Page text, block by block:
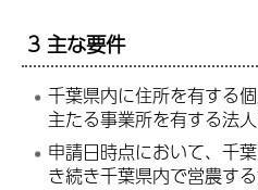
3 主な要件
千葉県内に住所を有する
主たる事業所を有する法人
申請日時点において、千
き続き千葉県内で営農す